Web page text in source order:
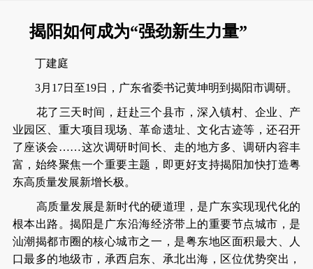
揭阳如何成为“强劲新生力量”
丁建庭
3月17日至19日，广东省委书记黄坤明到揭阳市调研。
花了三天时间，赶赴三个县市，深入镇村、企业、产
业园区、重大项目现场、革命遗址、文化古迹等，还召开
了座谈会……这次调研时间长、走的地方多、调研内容丰
富，始终聚焦一个重要主题，即更好支持揭阳加快打造粤
东高质量发展新增长极。
高质量发展是新时代的硬道理，是广东实现现代化的
根本出路。揭阳是广东沿海经济带上的重要节点城市，是
汕潮揭都市圈的核心城市之一，是粤东地区面积最大、人
口最多的地级市，承西启东、承北出海，区位优势突出，